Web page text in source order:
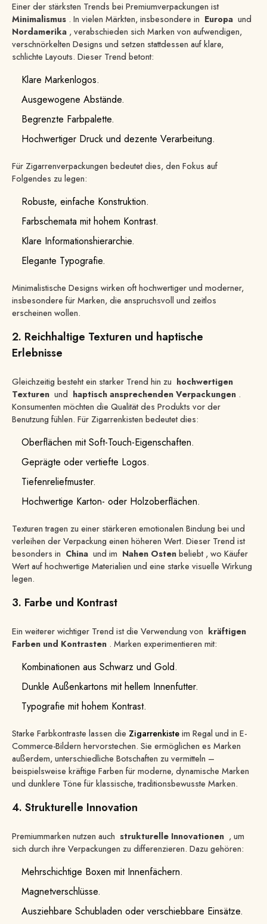
Einer der stärksten Trends bei Premiumverpackungen ist
Minimalismus . In vielen Märkten, insbesondere in Europa und
Nordamerika , verabschieden sich Marken von aufwendigen,
verschnörkelten Designs und setzen stattdessen auf klare,
schlichte Layouts. Dieser Trend betont:
Klare Markenlogos.
Ausgewogene Abstände.
Begrenzte Farbpalette.
Hochwertiger Druck und dezente Verarbeitung.
Für Zigarrenverpackungen bedeutet dies, den Fokus auf
Folgendes zu legen:
Robuste, einfache Konstruktion.
Farbschemata mit hohem Kontrast.
Klare Informationshierarchie.
Elegante Typografie.
Minimalistische Designs wirken oft hochwertiger und moderner,
insbesondere für Marken, die anspruchsvoll und zeitlos
erscheinen wollen.
2. Reichhaltige Texturen und haptische
Erlebnisse
Gleichzeitig besteht ein starker Trend hin zu hochwertigen
Texturen und haptisch ansprechenden Verpackungen .
Konsumenten möchten die Qualität des Produkts vor der
Benutzung fühlen. Für Zigarrenkisten bedeutet dies:
Oberflächen mit Soft-Touch-Eigenschaften.
Geprägte oder vertiefte Logos.
Tiefenreliefmuster.
Hochwertige Karton- oder Holzoberflächen.
Texturen tragen zu einer stärkeren emotionalen Bindung bei und
verleihen der Verpackung einen höheren Wert. Dieser Trend ist
besonders in China und im Nahen Osten beliebt , wo Käufer
Wert auf hochwertige Materialien und eine starke visuelle Wirkung
legen.
3. Farbe und Kontrast
Ein weiterer wichtiger Trend ist die Verwendung von kräftigen
Farben und Kontrasten . Marken experimentieren mit:
Kombinationen aus Schwarz und Gold.
Dunkle Außenkartons mit hellem Innenfutter.
Typografie mit hohem Kontrast.
Starke Farbkontraste lassen die Zigarrenkiste im Regal und in E-
Commerce-Bildern hervorstechen. Sie ermöglichen es Marken
außerdem, unterschiedliche Botschaften zu vermitteln –
beispielsweise kräftige Farben für moderne, dynamische Marken
und dunklere Töne für klassische, traditionsbewusste Marken.
4. Strukturelle Innovation
Premiummarken nutzen auch strukturelle Innovationen , um
sich durch ihre Verpackungen zu differenzieren. Dazu gehören:
Mehrschichtige Boxen mit Innenfächern.
Magnetverschlüsse.
Ausziehbare Schubladen oder verschiebbare Einsätze.